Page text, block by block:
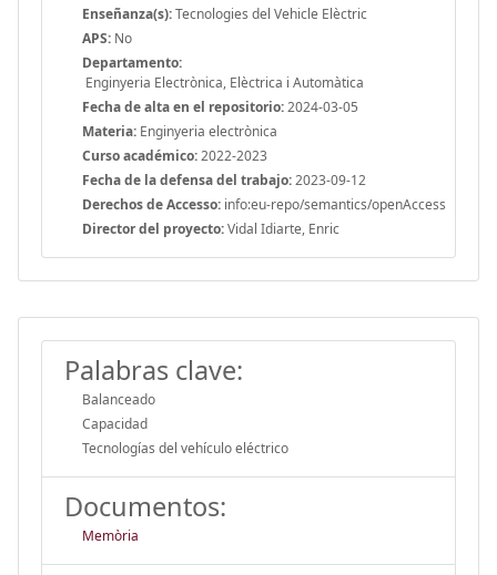
Enseñanza(s):Tecnologies del Vehicle Elèctric
APS: No
Departamento:
Enginyeria Electrònica, Elèctrica i Automàtica
Fecha de alta en el repositorio:2024-03-05
Materia: Enginyeria electrònica
Curso académico:2022-2023
Fecha de la defensa del trabajo:2023-09-12
Derechos de Accesso: info:eu-repo/semantics/openAccess
Director del proyecto:Vidal Idiarte, Enric
Palabras clave:
Balanceado
Capacidad
Tecnologías del vehículo eléctrico
Documentos:
Memòria